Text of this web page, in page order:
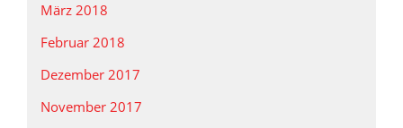
März 2018
Februar 2018
Dezember 2017
November 2017